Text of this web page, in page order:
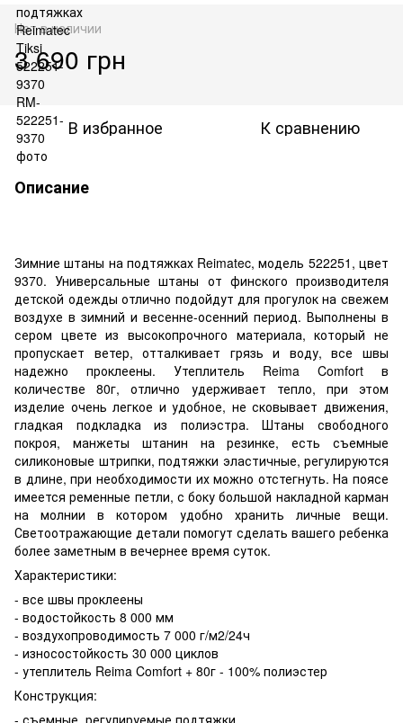
Нет в наличии
3 690 грн
В избранное К сравнению
Описание
Зимние штаны на подтяжках Reimatec, модель 522251, цвет
9370. Универсальные штаны от финского производителя
детской одежды отлично подойдут для прогулок на свежем
воздухе в зимний и весенне-осенний период. Выполнены в
сером цвете из высокопрочного материала, который не
пропускает ветер, отталкивает грязь и воду, все швы
надежно проклеены. Утеплитель Reima Comfort в
количестве 80г, отлично удерживает тепло, при этом
изделие очень легкое и удобное, не сковывает движения,
гладкая подкладка из полиэстра. Штаны свободного
покроя, манжеты штанин на резинке, есть съемные
силиконовые штрипки, подтяжки эластичные, регулируются
в длине, при необходимости их можно отстегнуть. На поясе
имеется ременные петли, с боку большой накладной карман
на молнии в котором удобно хранить личные вещи.
Светоотражающие детали помогут сделать вашего ребенка
более заметным в вечернее время суток.
Характеристики:
- все швы проклеены
- водостойкость 8 000 мм
- воздухопроводимость 7 000 г/м2/24ч
- износостойкость 30 000 циклов
- утеплитель Reima Comfort + 80г - 100% полиэстер
Конструкция:
- съемные, регулируемые подтяжки